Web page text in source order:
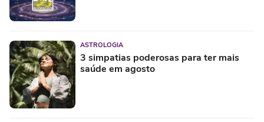
ASTROLOGIA
3 simpatias poderosas para ter mais
saúde em agosto